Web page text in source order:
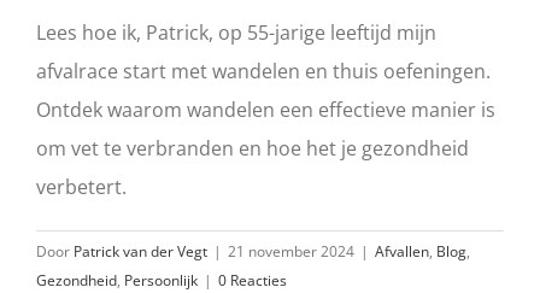
Lees hoe ik, Patrick, op 55-jarige leeftijd mijn
afvalrace start met wandelen en thuis oefeningen.
Ontdek waarom wandelen een effectieve manier is
om vet te verbranden en hoe het je gezondheid
verbetert.
Door Patrick van der Vegt | 21 november 2024 | Afvallen, Blog,
Gezondheid, Persoonlijk | 0 Reacties